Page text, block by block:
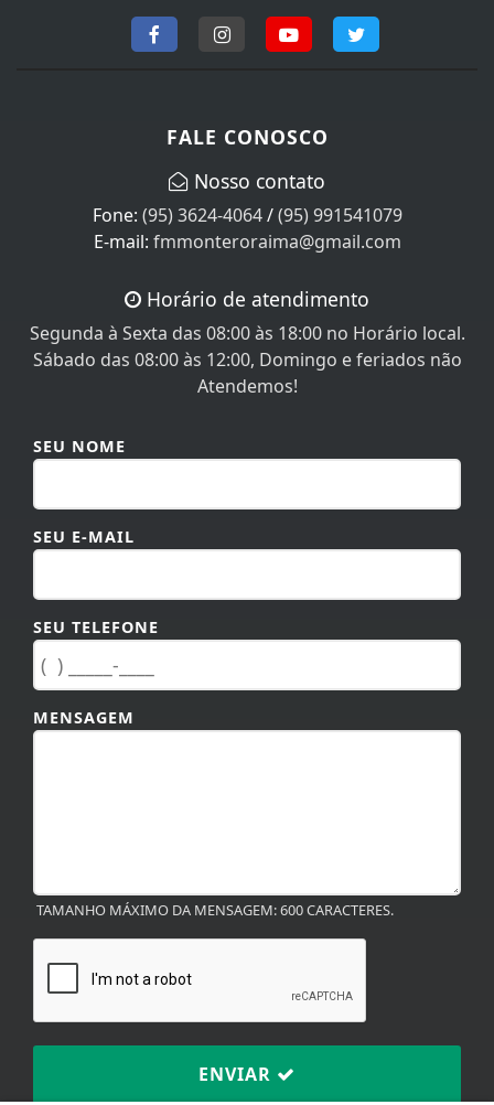
FALE CONOSCO
Nosso contato
Fone: (95) 3624-4064/(95) 991541079
E-mail: fmmonteroraima@gmail.com
Horário de atendimento
Segunda à Sexta das 08:00 às 18:00 no Horário local.
Sábado das 08:00 às 12:00, Domingo e feriados não
Atendemos!
SEU NOME
SEU E-MAIL
SEU TELEFONE
MENSAGEM
TAMANHO MÁXIMO DA MENSAGEM: 600 CARACTERES.
ENVIAR